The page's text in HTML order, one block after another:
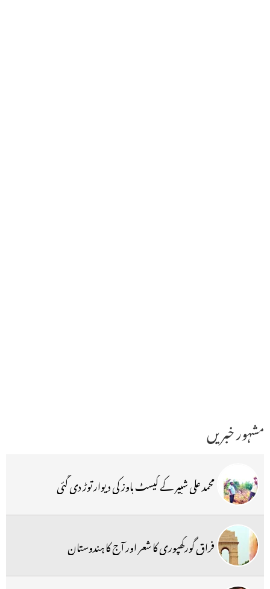
مشہور خبریں
محمد علی شبیر کے گیسٹ ہاوز کی دیوار توڑ دی گئی
فراق گورکھپوری کا شعر اور آج کا ہندوستان